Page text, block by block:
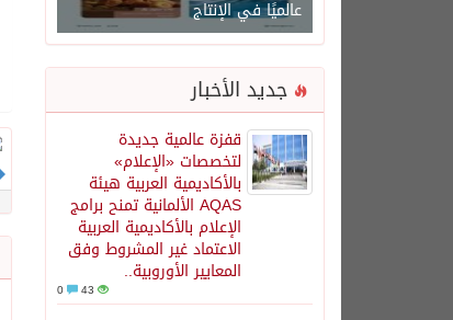
عالميًا في الإنتاج
جديد الأخبار
قفزة عالمية جديدة
لتخصصات «الإعلام»
بالأكاديمية العربية هيئة
AQAS الألمانية تمنح برامج
الإعلام بالأكاديمية العربية
الاعتماد غير المشروط وفق
المعايير الأوروبية..
43